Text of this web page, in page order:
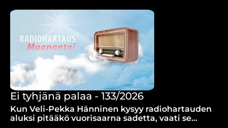
pimeimmässä yössä, Jarmo Karjalainen
Ei tyhjänä palaa - 133/2026
Kun Veli-Pekka Hänninen kysyy radiohartauden
aluksi pitääkö vuorisaarna sadetta, vaati se